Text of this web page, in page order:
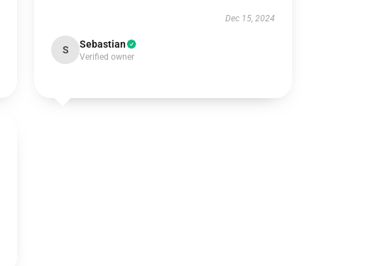
Dec 15, 2024
S Sebastian
Verified owner